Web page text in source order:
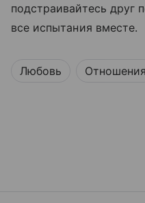
подстраивайтесь друг
все испытания вместе.
Любовь Отношения